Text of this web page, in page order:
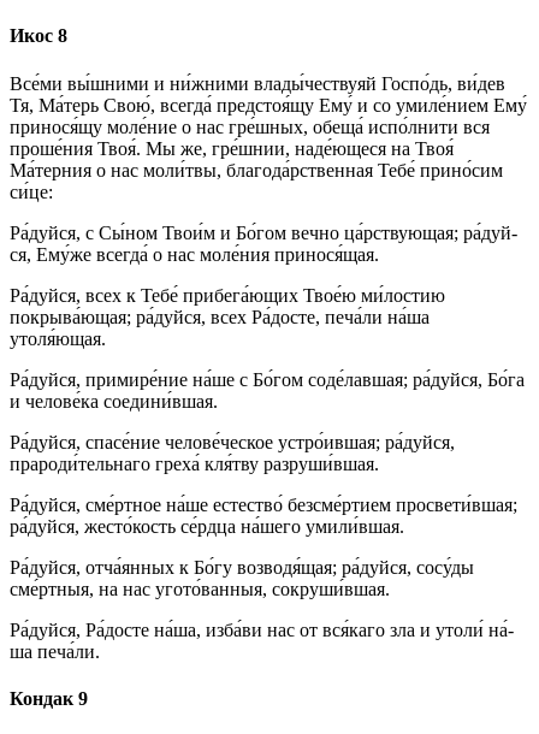
Икос 8
Все́­ми вы́шними и ни́жними влады́чествуяй Гос­по́дь, ви́­дев
Тя, Ма́­терь Свою́, всег­да́ предстоя́щу Ему́ и со уми­ле́­нием Ему́
принося́щу мо­ле́­ние о нас гре́ш­ных, обеща́ испо́лнити вся
про­ше́­ния Твоя́. Мы же, гре́ш­нии, наде́ющеся на Твоя́
Ма́терния о нас мо­ли́т­вы, бла­го­да́р­ствен­ная Те­бе́ при­но́­сим
си́­це:
Ра́­дуй­ся, с Сы́­ном Тво­и́м и Бо́­гом веч­но ца́рствующая; ра́­дуй­
ся, Ему́­же всег­да́ о нас мо­ле́­ния принося́щая.
Ра́­дуй­ся, всех к Те­бе́ при­бе­га́ю­щих Твое́ю ми́­лос­тию
покрыва́ющая; ра́­дуй­ся, всех Ра́­дос­те, пе­ча́­ли на́­ша
утоля́ющая.
Ра́­дуй­ся, при­ми­ре́­ние на́­ше с Бо́­гом соде́лавшая; ра́­дуй­ся, Бо́­га
и че­ло­ве́­ка соедини́вшая.
Ра́­дуй­ся, спа­се́­ние челове́ческое устро́ившая; ра́­дуй­ся,
прароди́тельнаго греха́ кля́тву разруши́вшая.
Ра́­дуй­ся, сме́ртное на́­ше ес­тес­тво́ безсме́ртием просвети́вшая;
ра́­дуй­ся, жесто́кость се́рд­ца на́­ше­го умили́вшая.
Ра́­дуй­ся, от­ча́­ян­ных к Бо́­гу возводя́щая; ра́­дуй­ся, сосу́ды
сме́ртныя, на нас угото́ванныя, сокруши́вшая.
Ра́­дуй­ся, Ра́­дос­те на́­ша, из­ба́­ви нас от вся́­ка­го зла и утоли́ на́­
ша пе­ча́­ли.
Кондак 9